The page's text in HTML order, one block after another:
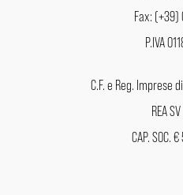
Fax: (+39)
P.IVA
C.F. e Reg. Imprese
REA
CAP. SOC.